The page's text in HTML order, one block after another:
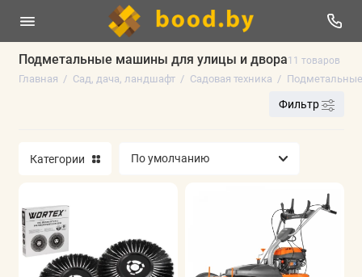
Подметальные машины для улицы и двора11 товаров
Главная Сад, дача, ландшафт Садовая техника
Гидропонные системы выращивания
Контейнеры, плантеры и клумбы для
Мышеловки и крысоловки
Садовые мешки и компостеры
Фильтр
Категории